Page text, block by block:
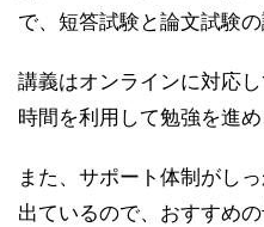
で、短答試験と論文試験
講義はオンラインに対応
時間を利用して勉強を進め
また、サポート体制がし
出ているので、おすすめ